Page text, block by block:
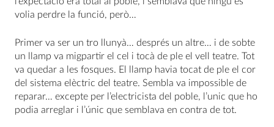
volia perdre la funció, però…
Primer va ser un tro llunyà… després un altre… i de sobte
un llamp va migpartir el cel i tocà de ple el vell teatre. Tot
va quedar a les fosques. El llamp havia tocat de ple el cor
del sistema elèctric del teatre. Sembla va impossible de
reparar… excepte per l’electricista del poble, l’unic que ho
podia arreglar i l’únic que semblava en contra de tot.